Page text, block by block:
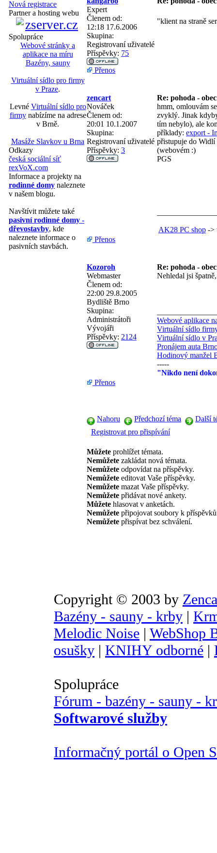
Nová registrace
Partner a hosting webu
Spolupráce
Webové stránky a
aplikace na míru
Bazény, sauny
Virtuální sídlo pro firmy
v Praze.
Levné Virtuální sídlo pro
firmynabízíme na adrese
v Brně.
Masáže Slavkov u Brna
Odkazy
česká sociální síť
rexVoX.com
Informace a projekty na
rodinné domy naleznete
v našem blogu.
Navštívit můžete také
pasivní rodinné domy -
dřevostavby, kde
naleznete informace o
pasivních stavbách.
Expert
Členem od:
12:18 17.6.2006
Skupina:
Registrovaní uživatelé
Příspěvky: 75
"klient na straně
Přenos
zencart
Re: pohoda -
Nováček
Členem od:
20:01 10.1.2007
Skupina:
Registrovaní uživatelé
Příspěvky: 3
hmm, omlouvám
zvyklý. Jinak
tím nebylo), ale
příklady: export -
přistupuje do Widlí
(webovém :)
PGS
AK28 PC shop ->
Přenos
Kozoroh
Re: pohoda -
Webmaster
Členem od:
22:00 29.8.2005
Bydliště Brno
Skupina:
Administrátoři
Vývojáři
Příspěvky: 2124
Nehledal jsi
Webové aplikace
Virtuální sídlo
Virtuální sídlo v
Pronájem auta
Hodinový manžel
-----
"Nikdo není
Přenos
Nahoru Předchozí téma
Další
Registrovat pro přispívání
Můžete prohlížet témata.
Nemůžete zakládat nová témata.
Nemůžete odpovídat na příspěvky.
Nemůžete editovat Vaše příspěvky.
Nemůžete mazat Vaše příspěvky.
Nemůžete přidávat nové ankety.
Můžete hlasovat v anketách.
Nemůžete připojovat soubory k
Nemůžete přispívat bez schválení.
Copyright © 2003 by
Bazény - sauny - krby |
Melodic Noise | WebShop
osušky | KNIHY odborné |
Spolupráce
Fórum - bazény - sauny -
Softwarové služby
Informačný portál o Open